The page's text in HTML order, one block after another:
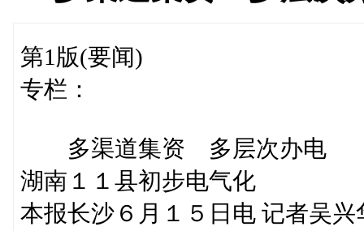
第1版(要闻)
专栏：
多渠道集资 多层次办电
湖南１１县初步电气化
本报长沙６月１５日电 记者吴